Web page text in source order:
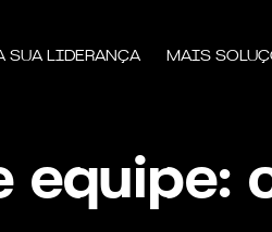
SUA LIDERANÇA MAIS
equipe: